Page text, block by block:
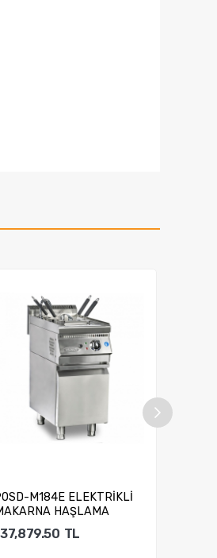
M184E ELEKTRİKLİ
HAŞLAMA
TL